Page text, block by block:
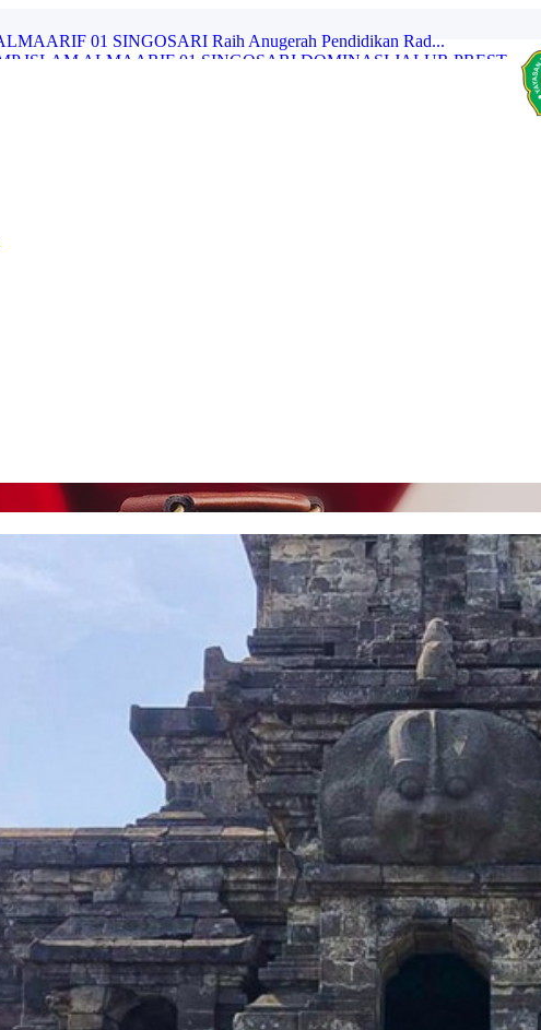
ISLAM ALMAARIF 01 SINGOSARI DOMINASI JALUR PREST...
01 SINGOSARI Gelar Tes Psikologi Siswa Baru Ta...
SISWA SMPI ALMAARIF 01 SINGOSARI SULAP KE...
01 SINGOSARI Raih Anugerah Pendidikan Rad...